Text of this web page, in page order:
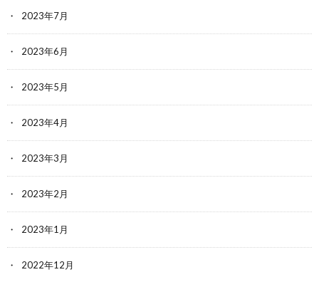
2023年7月
2023年6月
2023年5月
2023年4月
2023年3月
2023年2月
2023年1月
2022年12月